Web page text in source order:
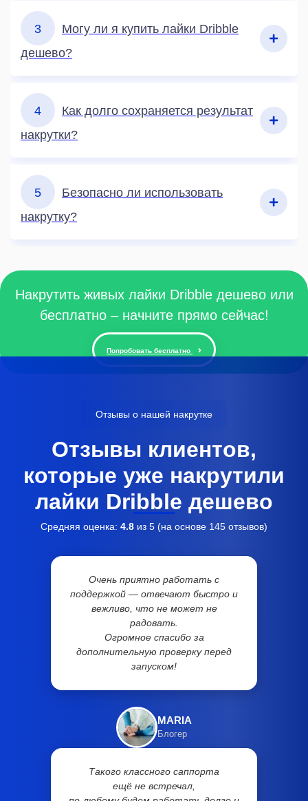
3
Могу ли я купить лайки Dribble
дешево?
4
Как долго сохраняется результат
накрутки?
5
Безопасно ли использовать
накрутку?
Накрутить живых лайки Dribble дешево или
бесплатно – начните прямо сейчас!
Попробовать бесплатно
Отзывы о нашей накрутке
Отзывы клиентов,
которые уже накрутили
лайки Dribble дешево
Средняя оценка: 4.8 из 5 (на основе 145 отзывов)
Очень приятно работать с
поддержкой — отвечают быстро и
вежливо, что не может не
радовать.
Огромное спасибо за
дополнительную проверку перед
запуском!
MARIA
Блогер
Такого классного саппорта
ещё не встречал,